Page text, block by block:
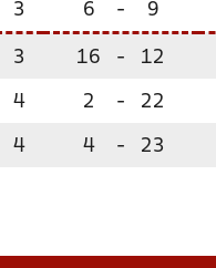
3 6 - 9
3 16 - 12
4 2 - 22
4 4 - 23